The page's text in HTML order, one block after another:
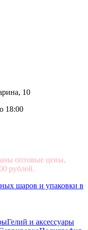
10
18:00
оптовые цены,
рублей.
Гелий и аксессуары